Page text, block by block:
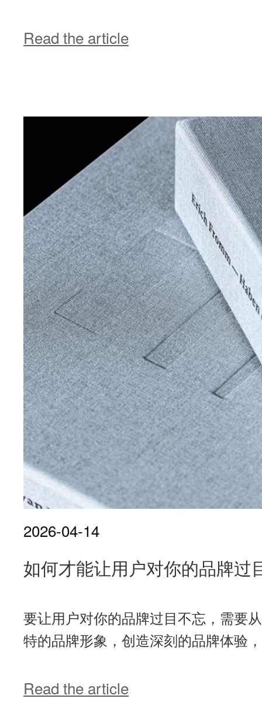
Read the article
2026-04-14
如何才能让用户对你的品牌过
要让用户对你的品牌过目不忘，需要
特的品牌形象，创造深刻的品牌体验
Read the article